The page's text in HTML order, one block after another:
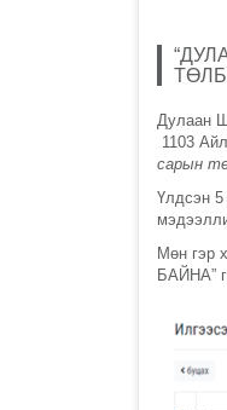
Дулаан
1103
сарын
Үлдсэн 5
Мөн
БАЙНА”